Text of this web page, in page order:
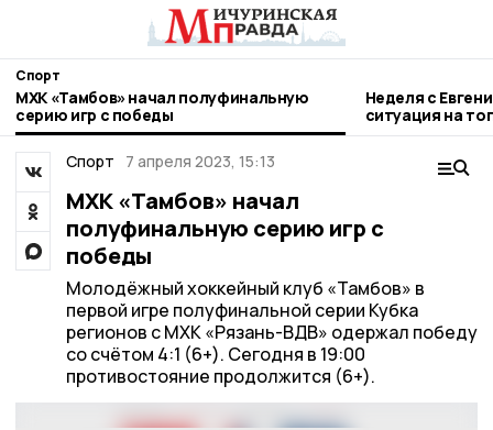
Спорт
МХК «Тамбов» начал полуфинальную
серию игр с победы
Неделя с
ситуация на
городе и
Спорт
7 апреля 2023, 15:13
МХК «Тамбов» начал
полуфинальную серию игр с
победы
Молодёжный хоккейный клуб «Тамбов» в
первой игре полуфинальной серии Кубка
регионов с МХК «Рязань-ВДВ» одержал победу
со счётом 4:1 (6+). Сегодня в 19:00
противостояние продолжится (6+).